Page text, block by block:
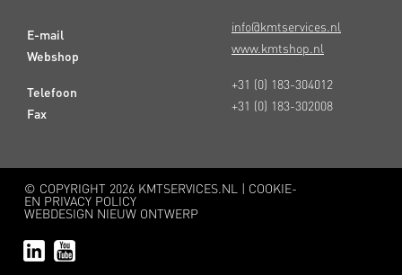
E-mail
Webshop
Telefoon
Fax
info@kmtservices.nl
www.kmtshop.nl
+31 (0) 183-304012
+31 (0) 183-302008
© COPYRIGHT 2026 KMTSERVICES.NL | COOKIE-
EN PRIVACY POLICY
WEBDESIGN NIEUW ONTWERP